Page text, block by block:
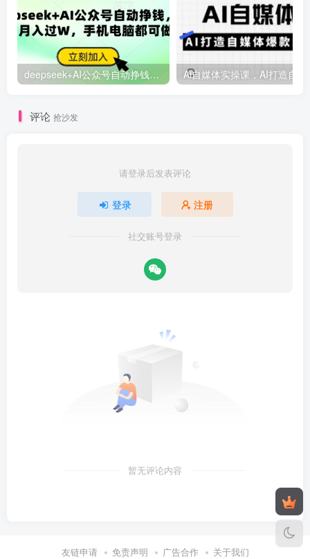
deepseek+AI公众号自动挣钱，轻松月入过W，手机电脑都可做
评论 抢沙发
请登录后发表评论
登录 注册
社交账号登录
暂无评论内容
友链申请 免责声明 广告合作 关于我们